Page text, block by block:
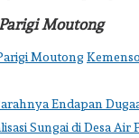
Moutong
Moutong
Endapan
Sungai di Desa Air